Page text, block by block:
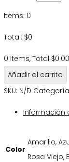
Items: 0
Total: $0
0 Items, Total $0.00
Añadir al carrito
SKU: N/D
Información
Color
Amarillo,
Rosa Viejo,